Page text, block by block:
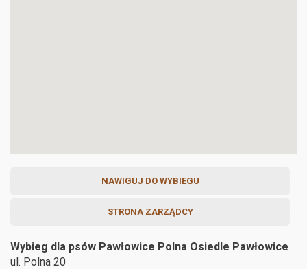
NAWIGUJ DO WYBIEGU
STRONA ZARZĄDCY
Wybieg dla psów Pawłowice Polna Osiedle Pawłowice
ul. Polna 20